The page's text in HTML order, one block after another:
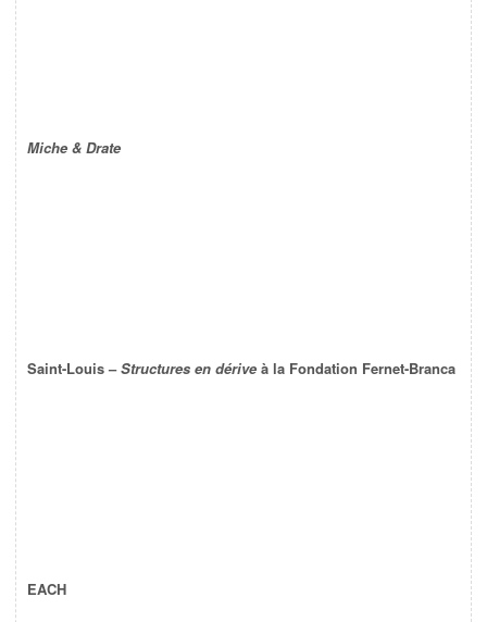
Miche & Drate
Saint-Louis –Structures en dérive à la Fondation Fernet-Branca
EACH